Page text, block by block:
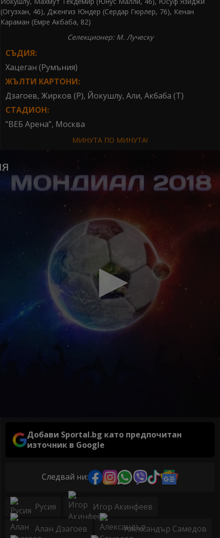
(Огузхан, 46), Дженгиз Юндер (Сердар Гюрлер, 76), Кенан
Караман (Емре Акбаба, 82)
Селекционер: М. Луческу
СЪДИЯ:
Хацеган (Румъния)
ЖЪЛТИ КАРТОНИ:
Дзагоев, Жирков (Р), Йокушлу, Али, Акбаба (Т)
СТАДИОН:
”ВЕБ Арена”, Москва
МИНУТА ПО МИНУТА!
Добави Sportal.bg като предпочитан
източник в Google
Следвай ни:
Русия Игор Акинфеев
Алан Дзагоев Александър Самедов